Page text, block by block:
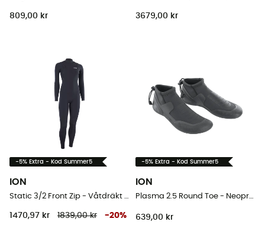
809,00 kr 3679,00 kr
-5% Extra - Kod Summer5
ION
Static 3/2 Front Zip - Våtdräkt för surfing - Dam
1470,97 kr 1839,00 kr -20%
-5% Extra - Kod Summer5
ION
Plasma 2.5 Round Toe - Neoprenskor
639,00 kr